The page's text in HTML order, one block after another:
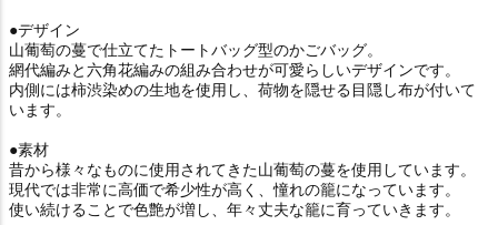
●デザイン
山葡萄の蔓で仕立てたトートバッグ型のかごバッグ。
網代編みと六角花編みの組み合わせが可愛らしいデザインです。
内側には柿渋染めの生地を使用し、荷物を隠せる目隠し布が付いて
います。
●素材
昔から様々なものに使用されてきた山葡萄の蔓を使用しています。
現代では非常に高価で希少性が高く、憧れの籠になっています。
使い続けることで色艶が増し、年々丈夫な籠に育っていきます。